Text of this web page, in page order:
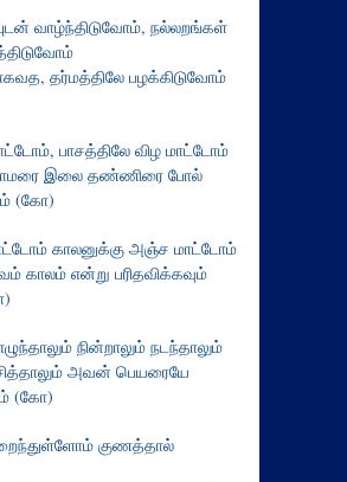
வாழ்ந்திடுவோம், நல்லறங்கள்
தர்மத்திலே பழக்கிடுவோம்
பாசத்திலே விழ மாட்டோம்
இலை தண்ணிரை போல்
(கோ)
காலனுக்கு அஞ்ச மாட்டோம்
காலம் என்று பரிதவிக்கவும்
நின்றாலும் நடந்தாலும்
அவன் பெயரையே
(கோ)
குணத்தால்